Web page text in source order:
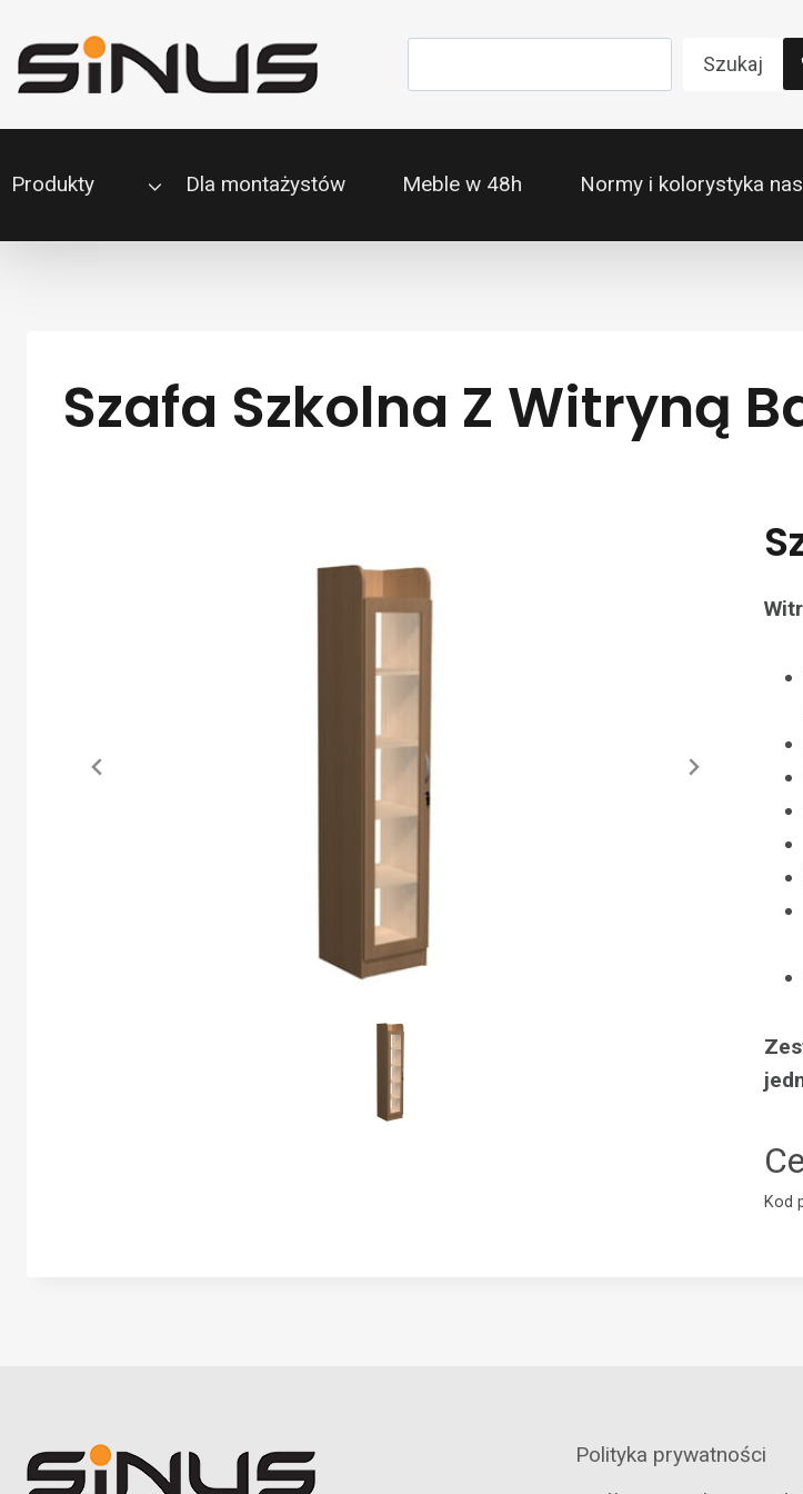
do
treści
Szukaj
Produkty Dla montażystów Meble w 48h Normy i kolorystyka
Szafa Szkolna Z Witryną
Kod
Polityka prywatności